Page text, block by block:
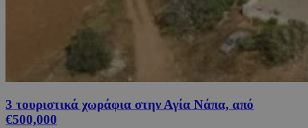
3 τουριστικά χωράφια στην Αγία Νάπα, από
€500,000